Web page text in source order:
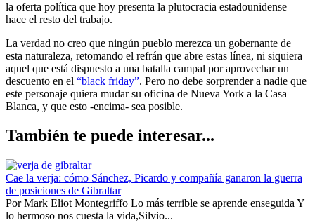
la oferta política que hoy presenta la plutocracia estadounidense
hace el resto del trabajo.
La verdad no creo que ningún pueblo merezca un gobernante de
esta naturaleza, retomando el refrán que abre estas línea, ni siquiera
aquel que está dispuesto a una batalla campal por aprovechar un
descuento en el “black friday”. Pero no debe sorprender a nadie que
este personaje quiera mudar su oficina de Nueva York a la Casa
Blanca, y que esto -encima- sea posible.
También te puede interesar...
Cae la verja: cómo Sánchez, Picardo y compañía ganaron la guerra
de posiciones de Gibraltar
Por Mark Eliot Montegriffo Lo más terrible se aprende enseguida Y
lo hermoso nos cuesta la vida,Silvio...